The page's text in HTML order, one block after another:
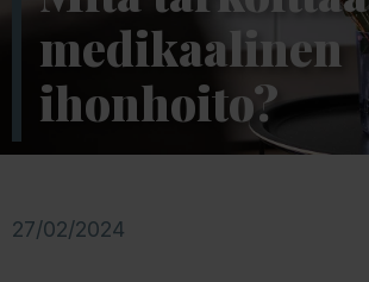
medikaalinen
ihonhoito?
27/02/2024